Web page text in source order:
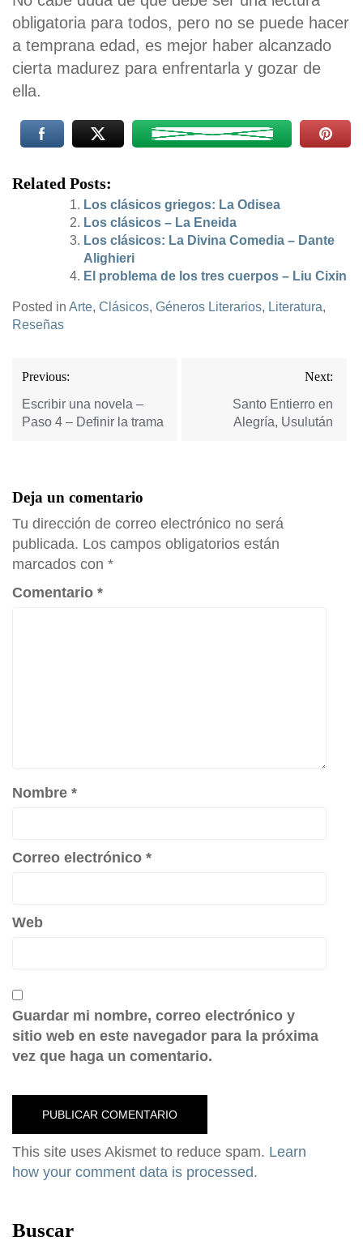
obligatoria para todos, pero no se puede hacer
a temprana edad, es mejor haber alcanzado
cierta madurez para enfrentarla y gozar de
ella.
Related Posts:
Los clásicos griegos: La Odisea
Los clásicos – La Eneida
Los clásicos: La Divina Comedia – Dante
Alighieri
El problema de los tres cuerpos – Liu Cixin
Posted in Arte, Clásicos, Géneros Literarios, Literatura,
Reseñas
Navegación
de
entradas
Previous:
Escribir una novela –
Paso 4 – Definir la trama
Next:
Santo Entierro en
Alegría, Usulután
Deja un comentario
Tu dirección de correo electrónico no será
publicada. Los campos obligatorios están
marcados con *
Comentario *
Nombre *
Correo electrónico *
Web
Guardar mi nombre, correo electrónico y
sitio web en este navegador para la próxima
vez que haga un comentario.
This site uses Akismet to reduce spam. Learn
how your comment data is processed.
Buscar